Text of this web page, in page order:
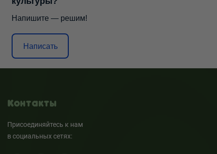
Напишите — решим!
Написать
Контакты
Присоединяйтесь к нам
в социальных сетях: